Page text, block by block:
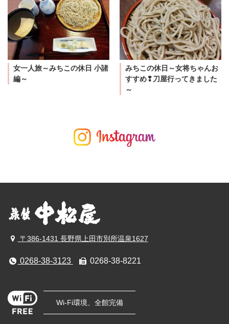
女一人旅～みちこの休日 小諸
編～
みちこの休日～女将ちゃんお
すすめ❢刀屋行ってきました
～
〒386-1431 長野県上田市別所温泉1627
0268-38-3123 0268-38-8221
Wi-Fi環境、全館完備